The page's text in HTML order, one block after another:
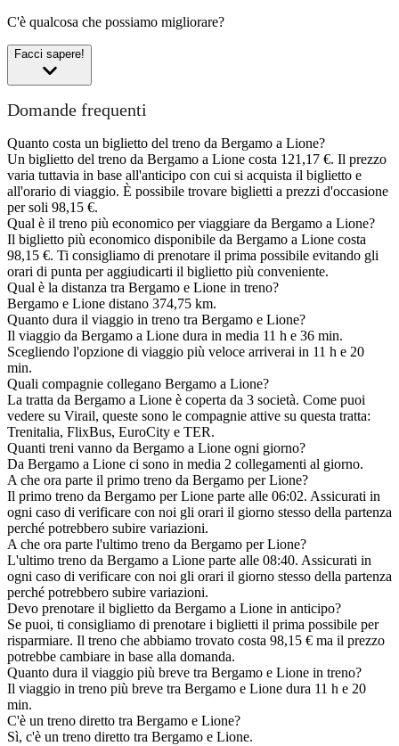
C'è qualcosa che possiamo migliorare?
Facci sapere!
Domande frequenti
Quanto costa un biglietto del treno da Bergamo a Lione?
Un biglietto del treno da Bergamo a Lione costa 121,17 €. Il prezzo
varia tuttavia in base all'anticipo con cui si acquista il biglietto e
all'orario di viaggio. È possibile trovare biglietti a prezzi d'occasione
per soli 98,15 €.
Qual è il treno più economico per viaggiare da Bergamo a Lione?
Il biglietto più economico disponibile da Bergamo a Lione costa
98,15 €. Ti consigliamo di prenotare il prima possibile evitando gli
orari di punta per aggiudicarti il biglietto più conveniente.
Qual è la distanza tra Bergamo e Lione in treno?
Bergamo e Lione distano 374,75 km.
Quanto dura il viaggio in treno tra Bergamo e Lione?
Il viaggio da Bergamo a Lione dura in media 11 h e 36 min.
Scegliendo l'opzione di viaggio più veloce arriverai in 11 h e 20
min.
Quali compagnie collegano Bergamo a Lione?
La tratta da Bergamo a Lione è coperta da 3 società. Come puoi
vedere su Virail, queste sono le compagnie attive su questa tratta:
Trenitalia, FlixBus, EuroCity e TER.
Quanti treni vanno da Bergamo a Lione ogni giorno?
Da Bergamo a Lione ci sono in media 2 collegamenti al giorno.
A che ora parte il primo treno da Bergamo per Lione?
Il primo treno da Bergamo per Lione parte alle 06:02. Assicurati in
ogni caso di verificare con noi gli orari il giorno stesso della partenza
perché potrebbero subire variazioni.
A che ora parte l'ultimo treno da Bergamo per Lione?
L'ultimo treno da Bergamo a Lione parte alle 08:40. Assicurati in
ogni caso di verificare con noi gli orari il giorno stesso della partenza
perché potrebbero subire variazioni.
Devo prenotare il biglietto da Bergamo a Lione in anticipo?
Se puoi, ti consigliamo di prenotare i biglietti il prima possibile per
risparmiare. Il treno che abbiamo trovato costa 98,15 € ma il prezzo
potrebbe cambiare in base alla domanda.
Quanto dura il viaggio più breve tra Bergamo e Lione in treno?
Il viaggio in treno più breve tra Bergamo e Lione dura 11 h e 20
min.
C'è un treno diretto tra Bergamo e Lione?
Sì, c'è un treno diretto tra Bergamo e Lione.